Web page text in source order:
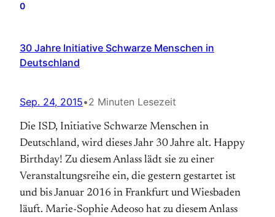
0
30 Jahre Initiative Schwarze Menschen in
Deutschland
Sep. 24, 2015•2 Minuten Lesezeit
Die ISD, Initiative Schwarze Menschen in
Deutschland, wird dieses Jahr 30 Jahre alt. Happy
Birthday! Zu diesem Anlass lädt sie zu einer
Veranstaltungsreihe ein, die gestern gestartet ist
und bis Januar 2016 in Frankfurt und Wiesbaden
läuft. Marie-Sophie Adeoso hat zu diesem Anlass